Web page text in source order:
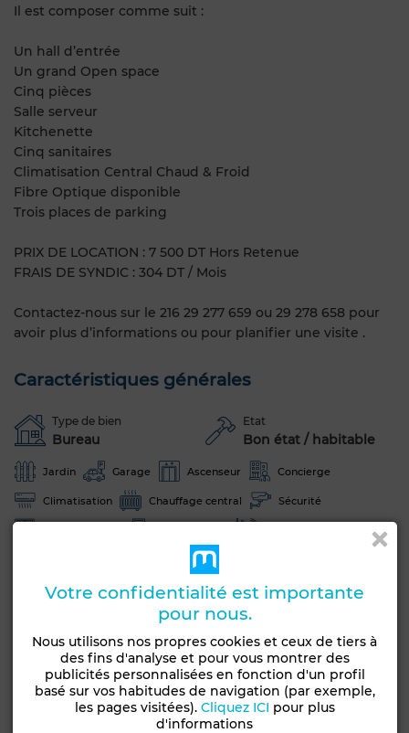
Il est composer comme suit :
Un hall d’entrée
Un grand Open space
Cinq pièces
Salle serveur
Kitchenette
Cinq sanitaires
Climatisation Central Chaud & Froid
Fibre Optique disponible
Trois places de parking
PRIX DE LOCATION : 7 500 DT Hors Retenue
FRAIS DE SYNDIC : 304 DT / Mois
Contactez-nous sur le 216 29 277 659 ou 29 278 658 pour
avoir plus d’informations ou pour planifier une visite .
Caractéristiques générales
Type de bien
Bureau
Etat
Bon état / habitable
Jardin Garage Ascenseur Concierge
Climatisation Chauffage central Sécurité
Votre confidentialité est importante
pour nous.
Nous utilisons nos propres cookies et ceux de tiers à
des fins d'analyse et pour vous montrer des
publicités personnalisées en fonction d'un profil
basé sur vos habitudes de navigation (par exemple,
les pages visitées). Cliquez ICI pour plus
d'informations